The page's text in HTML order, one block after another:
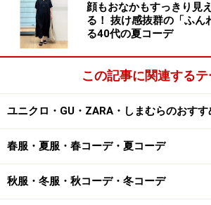
顔もおなかもすっきり見
る！ 抜け感抜群の「ふん
る40代の夏コーデ
この記事に関連するテ
ユニクロ・GU・ZARA・しまむらのおすす
春服・夏服・春コーデ・夏コーデ
秋服・冬服・秋コーデ・冬コーデ